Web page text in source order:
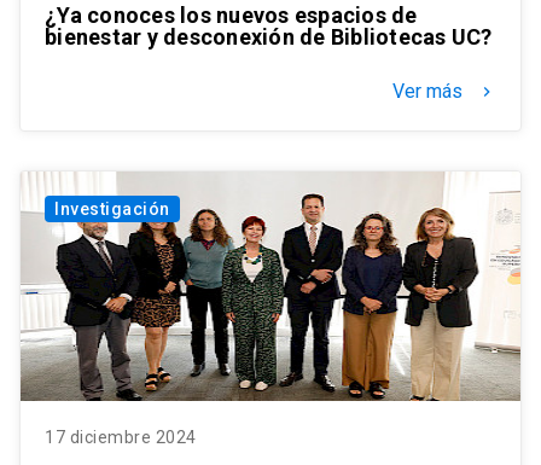
¿Ya conoces los nuevos espacios de
bienestar y desconexión de Bibliotecas UC?
Ver más keyboard_arrow_right
Investigación
17 diciembre 2024